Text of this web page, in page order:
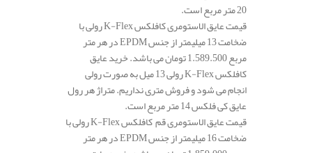
20 متر مربع است.
قیمت عایق الاستومری کافلکس K-Flex رولی با
ضخامت 13 میلیمتر از جنس EPDM در هر متر
مربع 1.589.500 تومان می باشد. خرید عایق
کافلکس K-Flex رولی 13 میل به صورت رولی
انجام می شود و فروش متری نداریم. متراژ هر رول
عایق کی فلکس 14 متر مربع است.
قیمت عایق الاستومری قم کافلکس K-Flex رولی با
ضخامت 16 میلیمتر از جنس EPDM در هر متر